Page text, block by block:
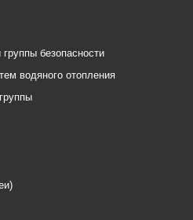
безопасности
водяного отопления